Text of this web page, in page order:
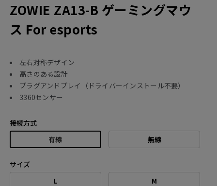
ZOWIE ZA13-B ゲーミングマウ
ス For esports
左右対称デザイン
高さのある設計
プラグアンドプレイ（ドライバーインストール不要）
3360センサー
接続方式
有線
無線
サイズ
L
M